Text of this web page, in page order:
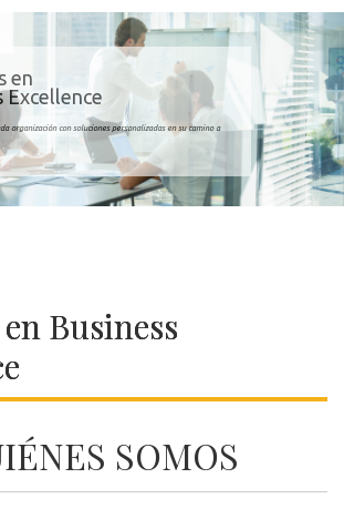
en
Excellence
organización con soluciones personalizadas en su camino a
Business
SOMOS